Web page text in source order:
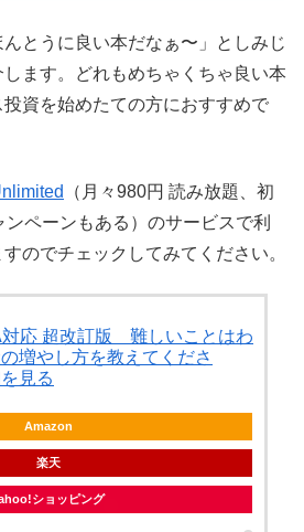
とうに良い本だなぁ〜」としみじ
ます。どれもめちゃくちゃ良い本
資を始めたての方におすすめで
（月々980円 読み放題、初
ペーンもある）のサービスで利
のでチェックしてみてください。
応 超改訂版 難しいことはわ
増やし方を教えてくださ
見る
Amazon
楽天
ショッピング